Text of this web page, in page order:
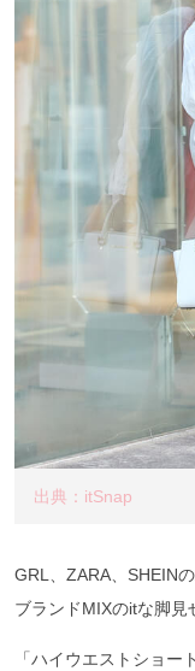
出典：itSnap
GRL、ZARA、SHEIN
ブランドMIXのitな脚見
「ハイウエストショ